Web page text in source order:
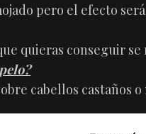
pero el efecto será
quieras conseguir se
cabellos castaños